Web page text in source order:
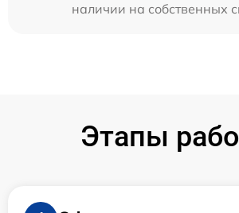
наличии на собственных
Этапы